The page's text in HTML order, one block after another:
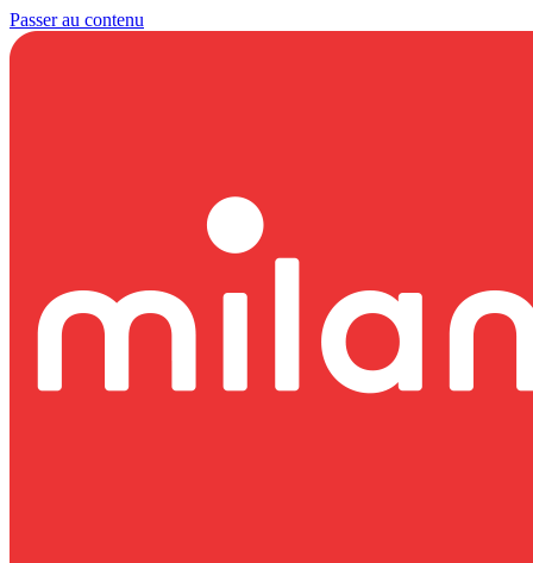
Passer au contenu